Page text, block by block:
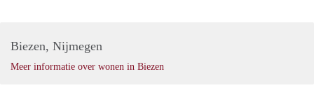
Biezen, Nijmegen
Meer informatie over wonen in Biezen